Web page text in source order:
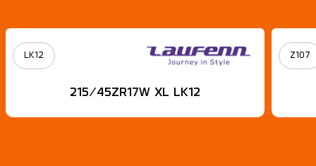
LK12
215/45ZR17W XL LK12
Z107